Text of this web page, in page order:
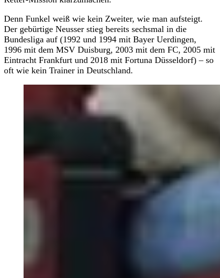
Denn Funkel weiß wie kein Zweiter, wie man aufsteigt.
Der gebürtige Neusser stieg bereits sechsmal in die
Bundesliga auf (1992 und 1994 mit Bayer Uerdingen,
1996 mit dem MSV Duisburg, 2003 mit dem FC, 2005 mit
Eintracht Frankfurt und 2018 mit Fortuna Düsseldorf) – so
oft wie kein Trainer in Deutschland.